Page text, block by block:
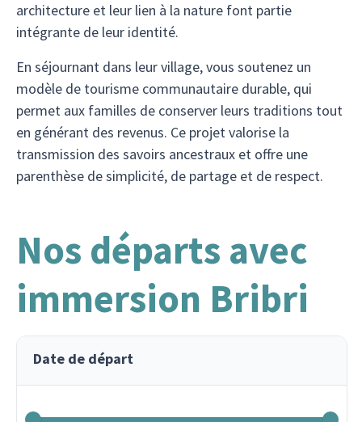
architecture et leur lien à la nature font partie
intégrante de leur identité.
En séjournant dans leur village, vous soutenez un
modèle de tourisme communautaire durable, qui
permet aux familles de conserver leurs traditions tout
en générant des revenus. Ce projet valorise la
transmission des savoirs ancestraux et offre une
parenthèse de simplicité, de partage et de respect.
Nos départs avec
immersion Bribri
Date de départ